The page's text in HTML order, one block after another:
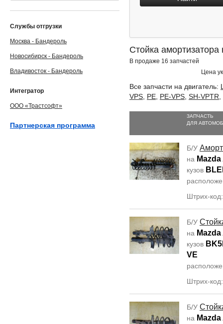
Стойка
В продаже 16 запчастей
Цена
Все запчасти на двигатель:
VPS PE PE-VPS SH-VPTR
ЗАПЧАСТЬ
ДЛЯ
Б/У
на
кузов
Штрих-
Б/У
на
кузов
VE
Штрих-
Б/У
на
Службы отгрузки
Москва - Бандероль
Новосибирск - Бандероль
Владивосток - Бандероль
Интегратор
ООО «Трастсофт»
Партнерская программа